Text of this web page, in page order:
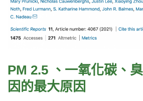
PM 2.5 、一氧化碳、
因的最大原因